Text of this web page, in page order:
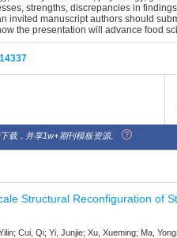
strengths, discrepancies in
invited manuscript authors should
the presentation will advance food
载，并享1w+期刊模板资源。
Structural Reconfiguration of
Cui, Qi; Yi, Junjie; Xu, Xueming; Ma,